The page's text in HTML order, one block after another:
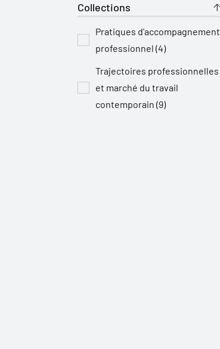
Collections
Pratiques d'accompagnement
professionnel (4)
Trajectoires professionnelles
et marché du travail
contemporain (9)